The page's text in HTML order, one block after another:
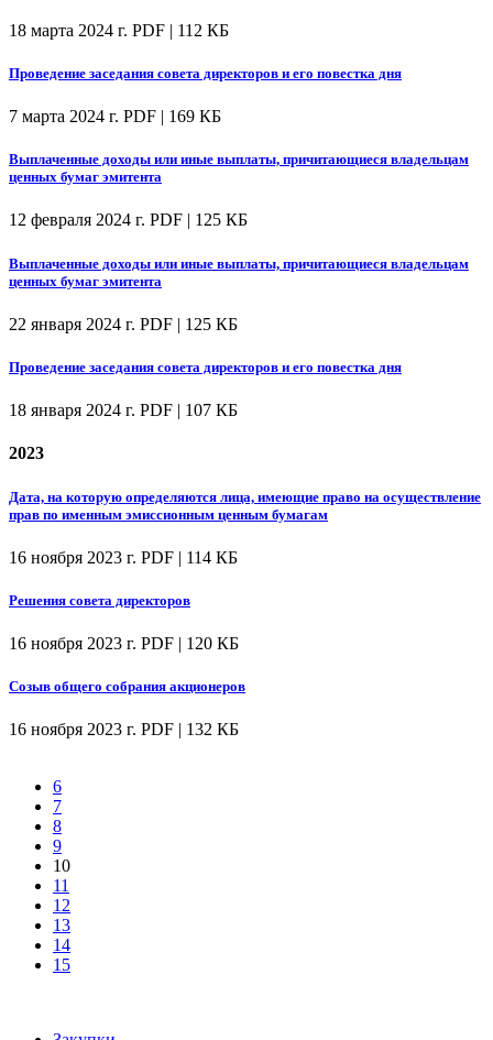
18 марта 2024 г. PDF | 112 КБ
Проведение заседания совета директоров и его повестка дня
7 марта 2024 г. PDF | 169 КБ
Выплаченные доходы или иные выплаты, причитающиеся владельцам
ценных бумаг эмитента
12 февраля 2024 г. PDF | 125 КБ
Выплаченные доходы или иные выплаты, причитающиеся владельцам
ценных бумаг эмитента
22 января 2024 г. PDF | 125 КБ
Проведение заседания совета директоров и его повестка дня
18 января 2024 г. PDF | 107 КБ
2023
Дата, на которую определяются лица, имеющие право на осуществление
прав по именным эмиссионным ценным бумагам
16 ноября 2023 г. PDF | 114 КБ
Решения совета директоров
16 ноября 2023 г. PDF | 120 КБ
Созыв общего собрания акционеров
16 ноября 2023 г. PDF | 132 КБ
6
7
8
9
10
11
12
13
14
15